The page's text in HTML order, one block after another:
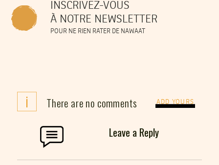
INSCRIVEZ-VOUS
À NOTRE NEWSLETTER
POUR NE RIEN RATER DE NAWAAT
i There are no comments ADD YOURS
Leave a Reply